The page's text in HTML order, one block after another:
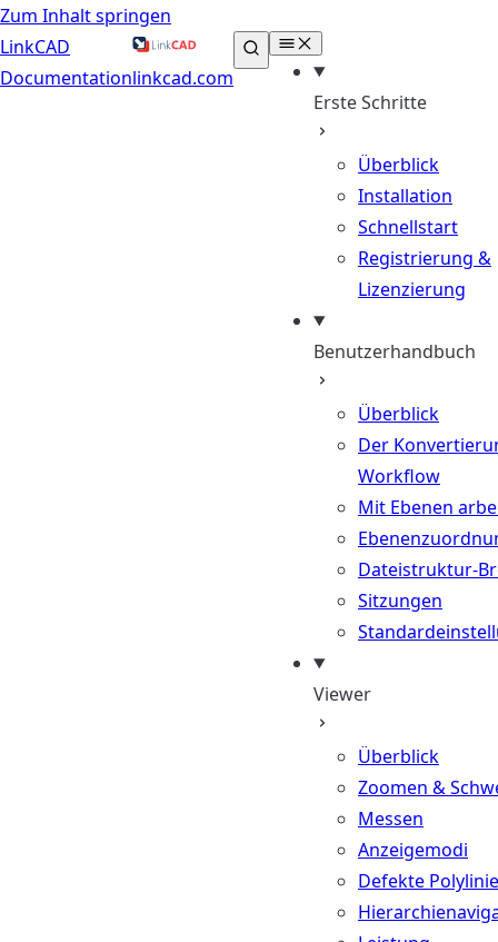
Zum Inhalt springen
LinkCAD
Documentationlinkcad.com
Erste Schritte
Überblick
Installation
Schnellstart
Registrierung &
Lizenzierung
Benutzerhandbuch
Überblick
Der
Workflow
Mit Ebenen
Dateistruktur-
Sitzungen
Viewer
Überblick
Zoomen &
Messen
Anzeigemodi
Defekte